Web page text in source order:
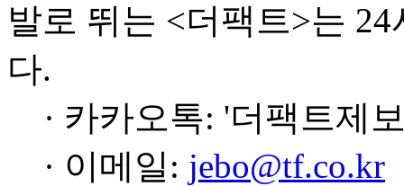
발로 뛰는 <더팩트>는
다.
· 카카오톡: '더팩트제
· 이메일: jebo@tf.co.kr